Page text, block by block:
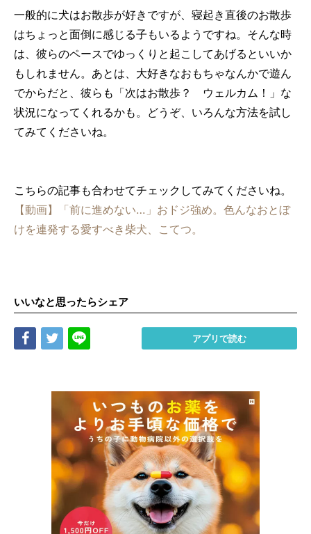
一般的に犬はお散歩が好きですが、寝起き直後のお散歩
はちょっと面倒に感じる子もいるようですね。そんな時
は、彼らのペースでゆっくりと起こしてあげるといいか
もしれません。あとは、大好きなおもちゃなんかで遊ん
でからだと、彼らも「次はお散歩？ ウェルカム！」な
状況になってくれるかも。どうぞ、いろんな方法を試し
てみてくださいね。
こちらの記事も合わせてチェックしてみてくださいね。
【動画】「前に進めない…」おドジ強め。色んなおとぼ
けを連発する愛すべき柴犬、こてつ。
いいなと思ったらシェア
Share Tweet アプリで読む